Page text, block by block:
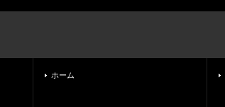
ホーム